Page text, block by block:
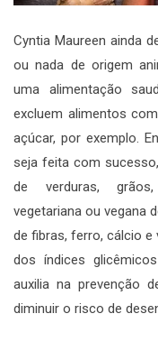
Cyntia Maureen ainda
ou nada de origem
uma alimentação
excluem alimentos
açúcar, por exemplo.
seja feita com
de verduras, grãos,
vegetariana ou vegana
de fibras, ferro, cálcio e
dos índices
auxilia na prevenção
diminuir o risco de